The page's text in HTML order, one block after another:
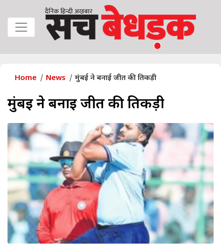
Home News मुंबई ने बनाई जीत की तिकड़ी
मुंबई ने बनाई जीत की तिकड़ी